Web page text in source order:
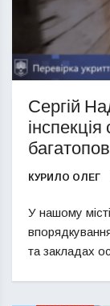
Сергій
КУРИЛО ОЛЕГ
У нашому
та закладах